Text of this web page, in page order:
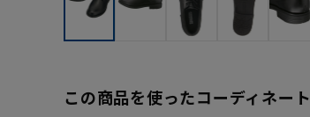
この商品を使ったコーディネート